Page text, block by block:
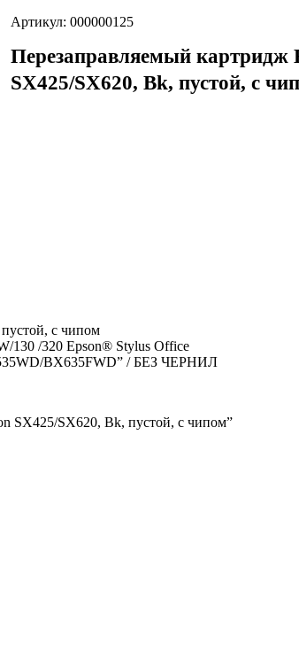
Артикул: 000000125
Перезаправляемый картридж
SX425/SX620, Bk, пустой, с
с чипом
130 /320 Epson® Stylus Office
BX635FWD” / БЕЗ ЧЕРНИЛ
SX425/SX620, Bk, пустой, с чипом”